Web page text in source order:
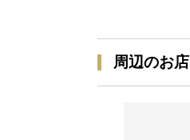
周辺のお店